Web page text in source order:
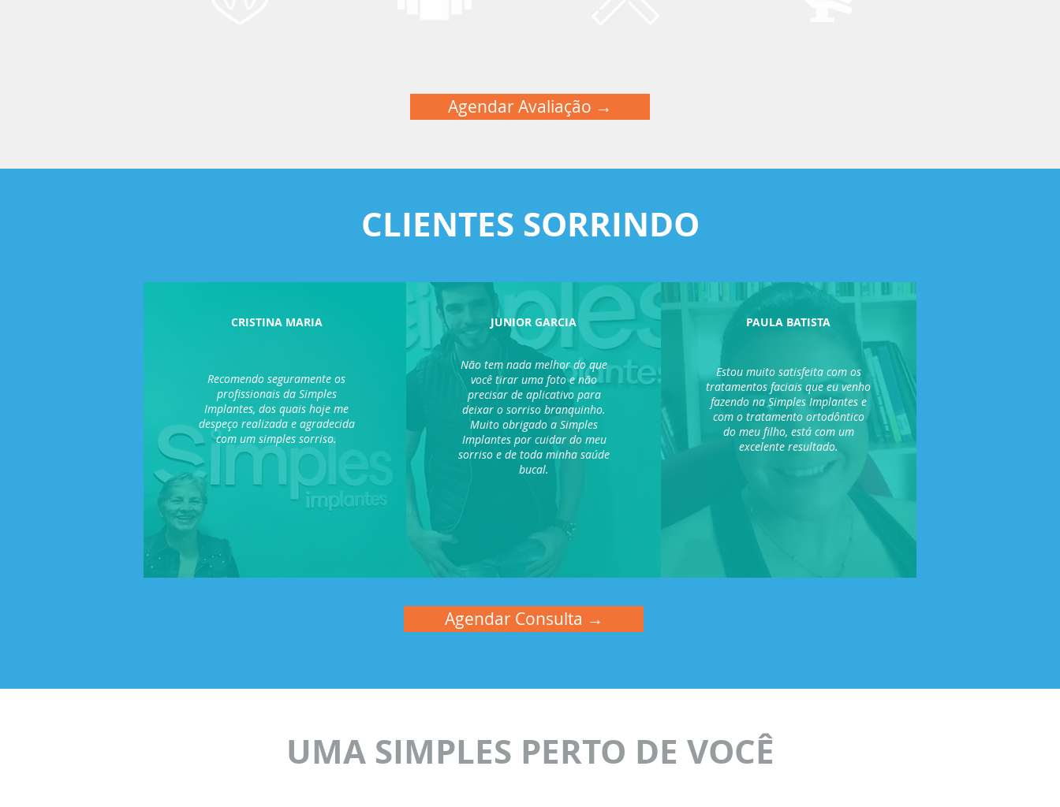
Agendar Avaliação →
CLIENTES SORRINDO
CRISTINA MARIA
Recomendo seguramente os
profissionais da Simples
Implantes, dos quais hoje me
despeço realizada e agradecida
com um simples sorriso.
JUNIOR GARCIA
Não tem nada melhor do que
você tirar uma foto e não
precisar de aplicativo para
deixar o sorriso branquinho.
Muito obrigado a Simples
Implantes por cuidar do meu
sorriso e de toda minha saúde
bucal.
PAULA BATISTA
Estou muito satisfeita com os
tratamentos faciais que eu venho
fazendo na Simples Implantes e
com o tratamento ortodôntico
do meu filho, está com um
excelente resultado.
Agendar Consulta →
UMA SIMPLES PERTO DE VOCÊ